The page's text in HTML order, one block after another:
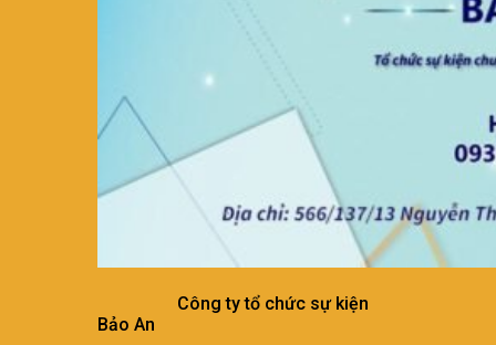
Công ty tổ chức sự kiện
Bảo An